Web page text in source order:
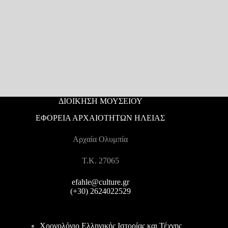
ΔΙΟΙΚΗΣΗ ΜΟΥΣΕΙΟΥ
ΕΦΟΡΕΙΑ ΑΡΧΑΙΟΤΗΤΩΝ ΗΛΕΙΑΣ
Αρχαία Ολυμπία
T.K. 27065
efahle@culture.gr
(+30) 2624022529
Χρονολόγιο Ελληνικής Ιστορίας και Τέχνης